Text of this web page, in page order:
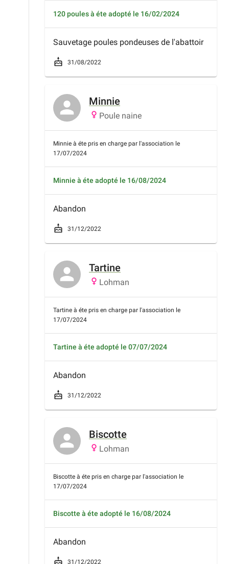
120 poules à éte adopté le 16/02/2024
Sauvetage poules pondeuses de l'abattoir
31/08/2022
Minnie
Poule naine
Minnie à éte pris en charge par l'association le
17/07/2024
Minnie à éte adopté le 16/08/2024
Abandon
31/12/2022
Tartine
Lohman
Tartine à éte pris en charge par l'association le
17/07/2024
Tartine à éte adopté le 07/07/2024
Abandon
31/12/2022
Biscotte
Lohman
Biscotte à éte pris en charge par l'association le
17/07/2024
Biscotte à éte adopté le 16/08/2024
Abandon
31/12/2022